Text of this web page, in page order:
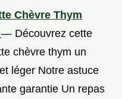
Chèvre Thym
— Découvrez cette
chèvre thym un
léger Notre astuce
garantie Un repas